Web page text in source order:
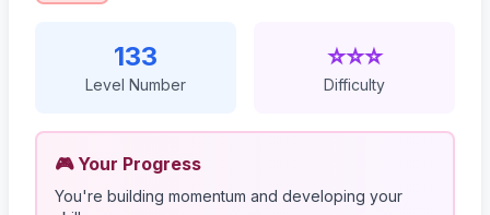
133
Level Number
⭐⭐⭐
Difficulty
🎮 Your Progress
You're building momentum and developing your